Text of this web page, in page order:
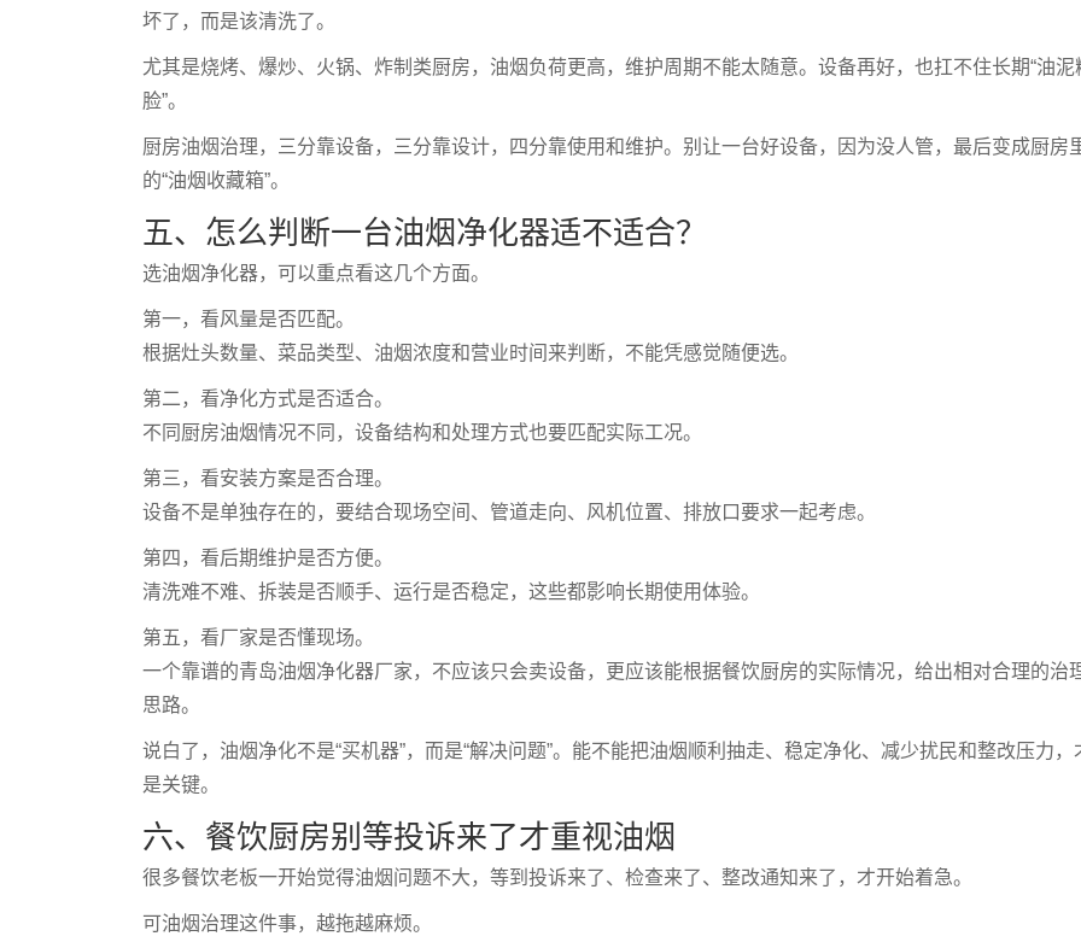
坏了，而是该清洗了。
尤其是烧烤、爆炒、火锅、炸制类厨房，油烟负荷更高，维护周期不能太随意。设备再好，也扛不住长期“油泥
脸”。
厨房油烟治理，三分靠设备，三分靠设计，四分靠使用和维护。别让一台好设备，因为没人管，最后变成厨房
的“油烟收藏箱”。
五、怎么判断一台油烟净化器适不适合？
选油烟净化器，可以重点看这几个方面。
第一，看风量是否匹配。
根据灶头数量、菜品类型、油烟浓度和营业时间来判断，不能凭感觉随便选。
第二，看净化方式是否适合。
不同厨房油烟情况不同，设备结构和处理方式也要匹配实际工况。
第三，看安装方案是否合理。
设备不是单独存在的，要结合现场空间、管道走向、风机位置、排放口要求一起考虑。
第四，看后期维护是否方便。
清洗难不难、拆装是否顺手、运行是否稳定，这些都影响长期使用体验。
第五，看厂家是否懂现场。
一个靠谱的青岛油烟净化器厂家，不应该只会卖设备，更应该能根据餐饮厨房的实际情况，给出相对合理的治
思路。
说白了，油烟净化不是“买机器”，而是“解决问题”。能不能把油烟顺利抽走、稳定净化、减少扰民和整改压力，
是关键。
六、餐饮厨房别等投诉来了才重视油烟
很多餐饮老板一开始觉得油烟问题不大，等到投诉来了、检查来了、整改通知来了，才开始着急。
可油烟治理这件事，越拖越麻烦。